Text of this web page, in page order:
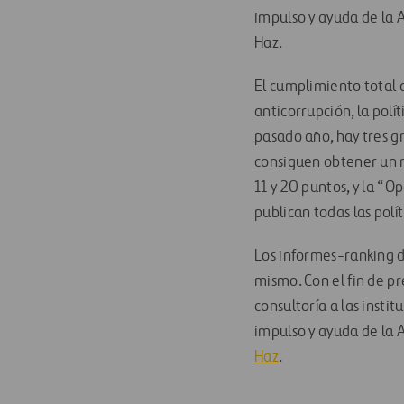
impulso y ayuda de la
Haz.
El cumplimiento total
anticorrupción, la
pasado año, hay tres
consiguen obtener un
11 y 20 puntos, y la
publican todas las
Los informes-ranking
mismo. Con el fin de
consultoría a las
impulso y ayuda de la
Haz.